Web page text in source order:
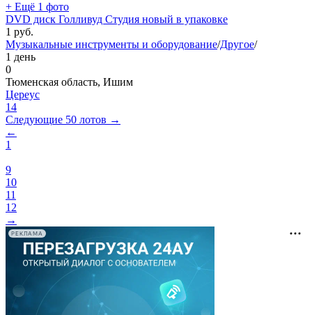
+ Ещё 1 фото
DVD диск Голливуд Студия новый в упаковке
1 руб.
Музыкальные инструменты и оборудование/Другое/
1 день
0
Тюменская область, Ишим
Цереус
14
Следующие 50 лотов →
←
1
9
10
11
12
→
РЕКЛАМА